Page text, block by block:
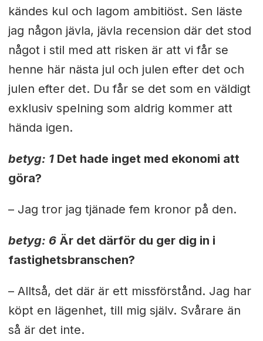
kändes kul och lagom ambitiöst. Sen läste
jag någon jävla, jävla recension där det stod
något i stil med att risken är att vi får se
henne här nästa jul och julen efter det och
julen efter det. Du får se det som en väldigt
exklusiv spelning som aldrig kommer att
hända igen.
betyg: 1Det hade inget med ekonomi att
göra?
– Jag tror jag tjänade fem kronor på den.
betyg: 6Är det därför du ger dig in i
fastighetsbranschen?
– Alltså, det där är ett missförstånd. Jag har
köpt en lägenhet, till mig själv. Svårare än
så är det inte.